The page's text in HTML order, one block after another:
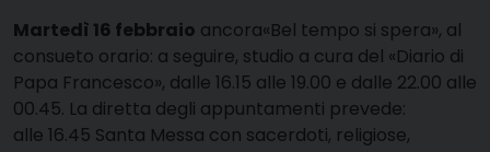
Martedì 16 febbraio ancora«Bel tempo si spera», al
consueto orario: a seguire, studio a cura del «Diario di
Papa Francesco», dalle 16.15 alle 19.00 e dalle 22.00 alle
00.45. La diretta degli appuntamenti prevede:
alle 16.45 Santa Messa con sacerdoti, religiose,